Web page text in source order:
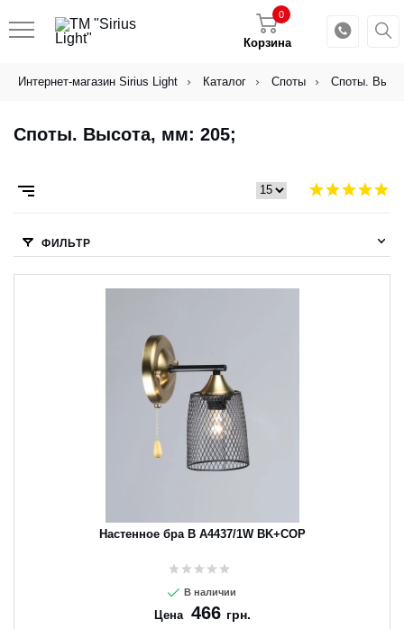
Корзина
0
Интернет-магазин Sirius Light Каталог Споты Споты.
Споты. Высота, мм: 205;
ФИЛЬТР
Настенное бра B A4437/1W BK+COP
В наличии
Цена 466 грн.